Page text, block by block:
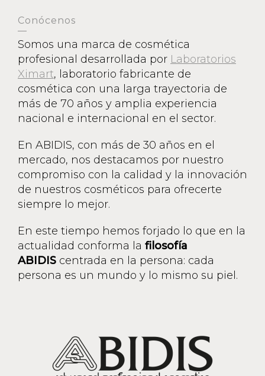
Conócenos
Somos una marca de cosmética
profesional desarrollada por Laboratorios
Ximart, laboratorio fabricante de
cosmética con una larga trayectoria de
más de 70 años y amplia experiencia
nacional e internacional en el sector.
En ABIDIS, con más de 30 años en el
mercado, nos destacamos por nuestro
compromiso con la calidad y la innovación
de nuestros cosméticos para ofrecerte
siempre lo mejor.
En este tiempo hemos forjado lo que en la
actualidad conforma la filosofía
ABIDIS centrada en la persona: cada
persona es un mundo y lo mismo su piel.